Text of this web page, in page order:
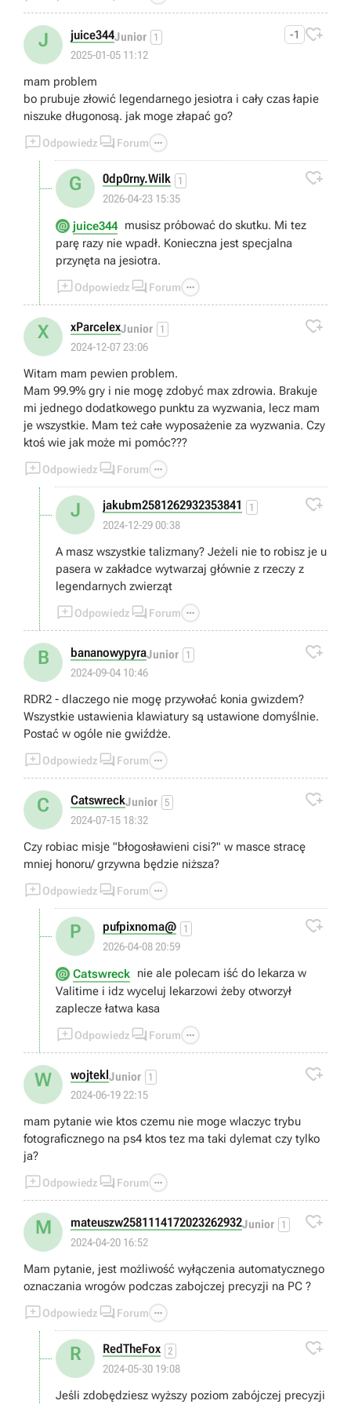
J juice344Junior 1
2025-01-05 11:12
-1 
mam problem
bo prubuje złowić legendarnego jesiotra i cały czas łapie
niszuke długonosą. jak moge złapać go?
Odpowiedz  Forum 
G 0dp0rny.Wilk 1
2026-04-23 15:35

juice344 musisz próbować do skutku. Mi tez
parę razy nie wpadł. Konieczna jest specjalna
przynęta na jesiotra.
Odpowiedz  Forum 
X xParcelexJunior 1
2024-12-07 23:06

Witam mam pewien problem.
Mam 99.9% gry i nie mogę zdobyć max zdrowia. Brakuje
mi jednego dodatkowego punktu za wyzwania, lecz mam
je wszystkie. Mam też całe wyposażenie za wyzwania. Czy
ktoś wie jak może mi pomóc???
Odpowiedz  Forum 
J jakubm2581262932353841 1
2024-12-29 00:38

A masz wszystkie talizmany? Jeżeli nie to robisz je u
pasera w zakładce wytwarzaj głównie z rzeczy z
legendarnych zwierząt
Odpowiedz  Forum 
B bananowypyraJunior 1
2024-09-04 10:46

RDR2 - dlaczego nie mogę przywołać konia gwizdem?
Wszystkie ustawienia klawiatury są ustawione domyślnie.
Postać w ogóle nie gwiźdże.
Odpowiedz  Forum 
C CatswreckJunior 5
2024-07-15 18:32

Czy robiac misje "błogosławieni cisi?" w masce stracę
mniej honoru/ grzywna będzie niższa?
Odpowiedz  Forum 
P pufpixnoma@ 1
2026-04-08 20:59

Catswreck nie ale polecam iść do lekarza w
Valitime i idz wyceluj lekarzowi żeby otworzył
zaplecze łatwa kasa
Odpowiedz  Forum 
W wojtekl Junior 1
2024-06-19 22:15

mam pytanie wie ktos czemu nie moge wlaczyc trybu
fotograficznego na ps4 ktos tez ma taki dylemat czy tylko
ja?
Odpowiedz  Forum 
M mateuszw2581114172023262932Junior 1
2024-04-20 16:52

Mam pytanie, jest możliwość wyłączenia automatycznego
oznaczania wrogów podczas zabojczej precyzji na PC ?
Odpowiedz  Forum 
R RedTheFox 2
2024-05-30 19:08

Jeśli zdobędziesz wyższy poziom zabójczej precyzji